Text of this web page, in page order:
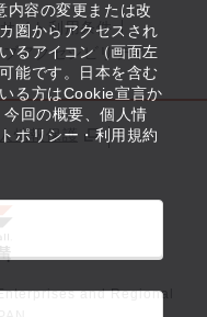
内容の変更または改
圏からアクセスされ
るアイコン（画面左
能です。日本を含む
る方はCookie宣言か
回の概要、個人情
ポリシー・利用規約
サイト利用条件
アクセシビリティ
情報保護
and Regional